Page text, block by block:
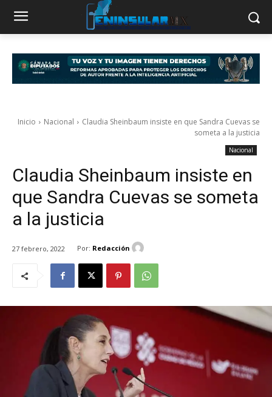
Inicio Nacional
Claudia Sheinbaum insiste en que Sandra Cuevas se
someta a la justicia
Nacional
Claudia Sheinbaum insiste en
que Sandra Cuevas se someta
a la justicia
27 febrero, 2022 Por: Redacción